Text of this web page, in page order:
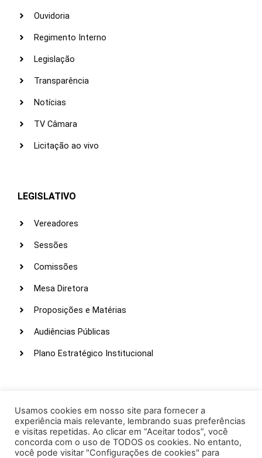
Ouvidoria
Regimento Interno
Legislação
Transparência
Notícias
TV Câmara
Licitação ao vivo
LEGISLATIVO
Vereadores
Sessões
Comissões
Mesa Diretora
Proposições e Matérias
Audiências Públicas
Plano Estratégico Institucional
Webmail
Intranet
Administração
Usamos cookies em nosso site para fornecer a
experiência mais relevante, lembrando suas preferências
e visitas repetidas. Ao clicar em “Aceitar todos”, você
concorda com o uso de TODOS os cookies. No entanto,
você pode visitar "Configurações de cookies" para